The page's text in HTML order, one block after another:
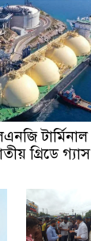
টার্মিনাল
গ্রিডে গ্যাস